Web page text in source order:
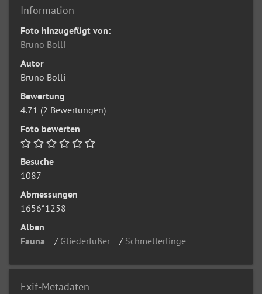
Information
Foto hinzugefügt von:
Bruno Bolli
Autor
Bruno Bolli
Bewertung
4.71 (2 Bewertungen)
Foto bewerten
Besuche
1087
Abmessungen
1656*1258
Alben
Fauna
/ Gliederfüßer / Schmetterlinge
Exif-Metadaten